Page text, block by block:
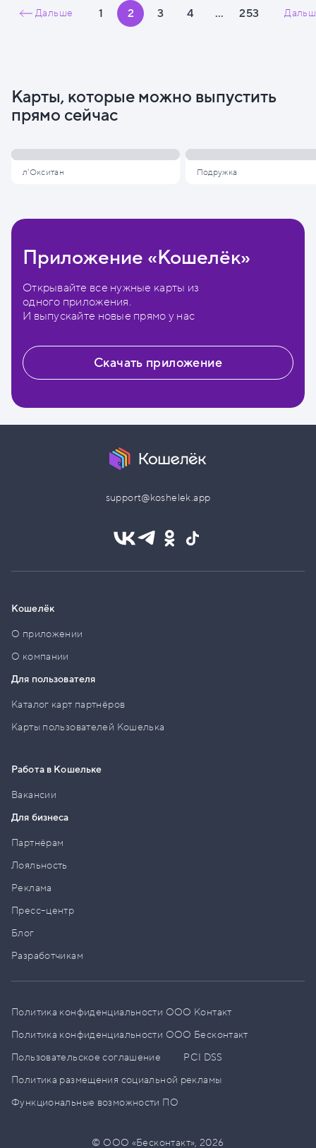
Дальше 1 2 3 4 ... 253
Карты, которые можно выпустить
прямо сейчас
л'Окситан Подружка
Приложение «Кошелёк»
Открывайте все нужные карты из
одного приложения.
И выпускайте новые прямо у нас
Скачать приложение
support@koshelek.app
Кошелёк
О приложении
О компании
Для пользователя
Каталог карт партнёров
Карты пользователей Кошелька
Работа в Кошельке
Вакансии
Для бизнеса
Партнёрам
Лояльность
Реклама
Пресс–центр
Блог
Разработчикам
Политика конфиденциальности ООО Контакт
Политика конфиденциальности ООО Бесконтакт
Пользовательское соглашение
PCI DSS
Политика размещения социальной рекламы
Функциональные возможности ПО
© ООО «Бесконтакт»,2026